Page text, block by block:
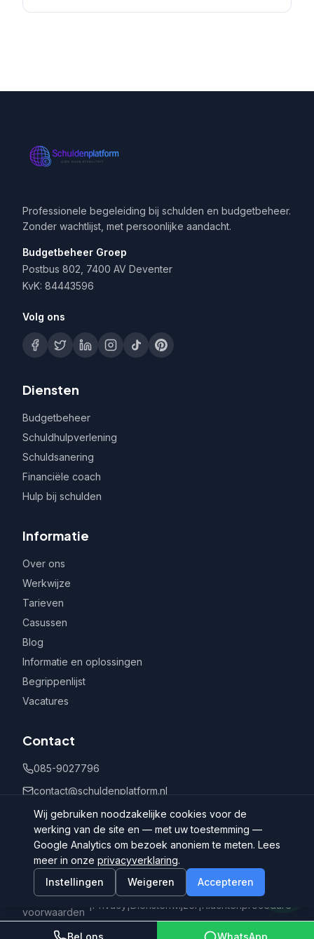
Professionele begeleiding bij schulden en budgetbeheer.
Zonder wachtlijst, met persoonlijke aandacht.
Budgetbeheer Groep
Postbus 802, 7400 AV Deventer
KvK: 84443596
Volg ons
Diensten
Budgetbeheer
Schuldhulpverlening
Schuldsanering
Financiële coach
Hulp bij schulden
Informatie
Over ons
Werkwijze
Tarieven
Casussen
Blog
Informatie en oplossingen
Begrippenlijst
Vacatures
Contact
085-9027796
contact@schuldenplatform.nl
Postbus 802, 7400 AV Deventer
©
Schuldenplatform.nl
Algemene
voorwaarden
|Privacy |Dienstenwijzer |Klachtenprocedure
Bel ons WhatsApp
Wij gebruiken noodzakelijke cookies voor de
werking van de site en — met uw toestemming —
Google Analytics om bezoek anoniem te meten. Lees
meer in onze privacyverklaring.
Instellingen
Weigeren Accepteren